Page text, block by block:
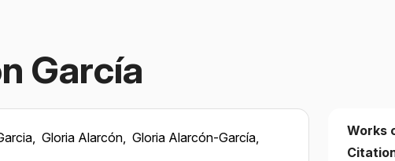
García
Gloria Alarcón, Gloria Alarcón-García,
Works